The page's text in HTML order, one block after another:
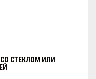
СО СТЕКЛОМ ИЛИ